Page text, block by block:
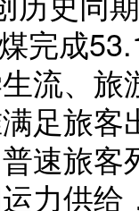
完成
、旅
足旅
速旅
力供